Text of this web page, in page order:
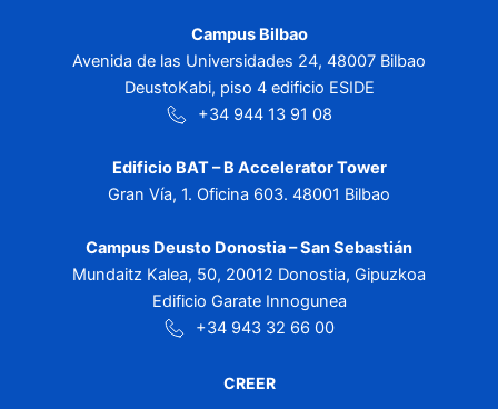
Campus Bilbao
Avenida de las Universidades 24, 48007 Bilbao
DeustoKabi, piso 4 edificio ESIDE
+34 944 13 91 08
Edificio BAT – B Accelerator Tower
Gran Vía, 1. Oficina 603. 48001 Bilbao
Campus Deusto Donostia – San Sebastián
Mundaitz Kalea, 50, 20012 Donostia, Gipuzkoa
Edificio Garate Innogunea
+34 943 32 66 00
CREER